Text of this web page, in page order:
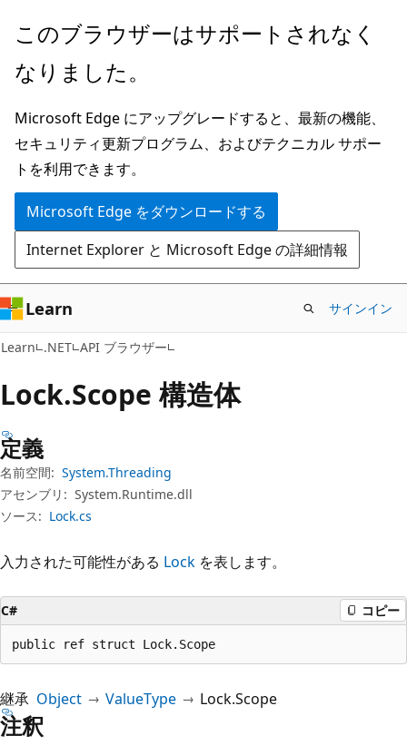
メ
ン
ン
テ
ン
ツ
に
ス
キ
ッ
プ
ペ
ジ
ナ
ビ
ゲ
ー
シ
ョ
ン
に
ス
キ
プ
このブラウザーはサポートされなく
なりました。
Microsoft Edge にアップグレードすると、最新の機能、
セキュリティ更新プログラム、およびテクニカル サポー
トを利用できます。
Microsoft Edge をダウンロードする
Internet Explorer と Microsoft Edge の詳細情報
Learn サインイン
Learn .NET API ブラウザー
Lock.Scope 構造体
定義
名前空間: System.Threading
アセンブリ: System.Runtime.dll
ソース: Lock.cs
入力された可能性がある Lock を表します。
C# コピー
public ref struct Lock.Scope
継承 Object ValueType Lock.Scope
注釈